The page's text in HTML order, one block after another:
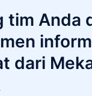
tim Anda
dari